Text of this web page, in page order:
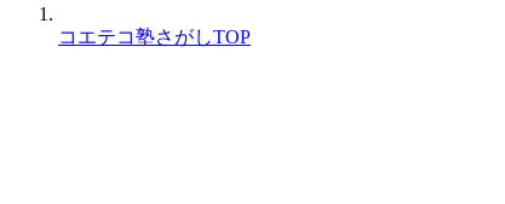
コエテコ塾さがしTOP